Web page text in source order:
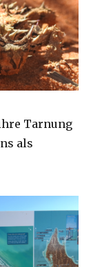
Tarnung
als